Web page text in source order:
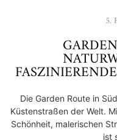
5.
Die Garden Route in
Küstenstraßen der Welt.
Schönheit, malerischen
ist